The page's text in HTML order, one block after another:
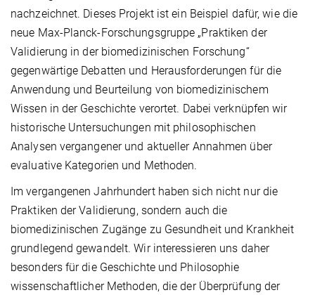
nachzeichnet. Dieses Projekt ist ein Beispiel dafür, wie die
neue Max-Planck-Forschungsgruppe „Praktiken der
Validierung in der biomedizinischen Forschung“
gegenwärtige Debatten und Herausforderungen für die
Anwendung und Beurteilung von biomedizinischem
Wissen in der Geschichte verortet. Dabei verknüpfen wir
historische Untersuchungen mit philosophischen
Analysen vergangener und aktueller Annahmen über
evaluative Kategorien und Methoden.
Im vergangenen Jahrhundert haben sich nicht nur die
Praktiken der Validierung, sondern auch die
biomedizinischen Zugänge zu Gesundheit und Krankheit
grundlegend gewandelt. Wir interessieren uns daher
besonders für die Geschichte und Philosophie
wissenschaftlicher Methoden, die der Überprüfung der